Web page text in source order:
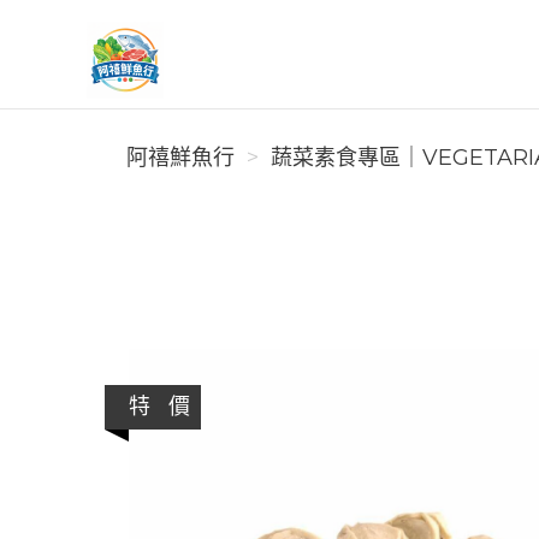
阿禧鮮魚行
阿禧鮮魚行
蔬菜素食專區｜
特 價